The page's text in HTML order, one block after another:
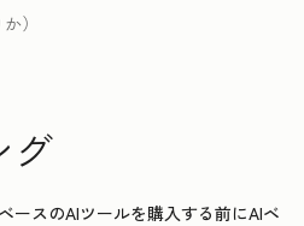
）
グ
ースのAIツールを購入する前にAIベ